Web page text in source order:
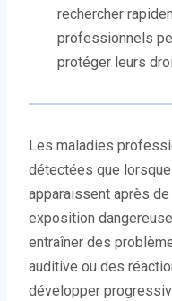
rechercher
professionnels
protéger leurs
Les maladies
détectées que
apparaissent après
exposition
entraîner des
auditive ou des
développer